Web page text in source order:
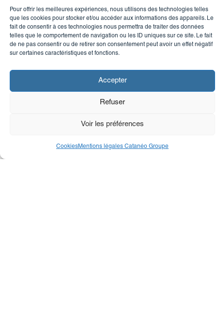
Pour offrir les meilleures expériences, nous utilisons des technologies telles
que les cookies pour stocker et/ou accéder aux informations des appareils. Le
fait de consentir à ces technologies nous permettra de traiter des données
telles que le comportement de navigation ou les ID uniques sur ce site. Le fait
de ne pas consentir ou de retirer son consentement peut avoir un effet négatif
sur certaines caractéristiques et fonctions.
Accepter
Refuser
Voir les préférences
CookiesMentions légales Catanéo Groupe